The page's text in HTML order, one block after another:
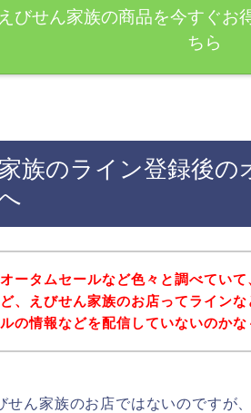
えびせん家族の商品を今すぐお
ちら
族のライン登録後の
オータムセールなど色々と調べてい
ど、えびせん家族のお店ってライン
ルの情報などを配信していないのかな
せん家族のお店ではないのですが